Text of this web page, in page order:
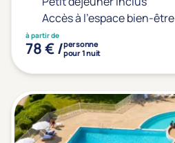
Accès à l'espace bien-être
à partir de
78 € /personne
pour 1 nuit